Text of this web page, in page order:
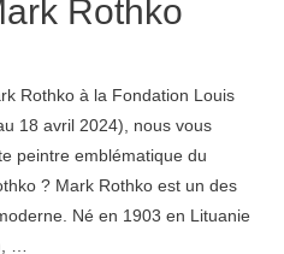
Rothko
Rothko à la Fondation Louis
18 avril 2024), nous vous
peintre emblématique du
? Mark Rothko est un des
Né en 1903 en Lituanie
…